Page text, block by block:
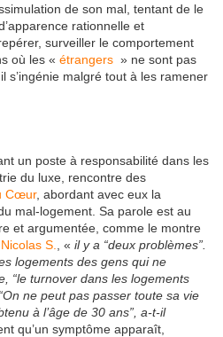
de son mal, tentant de le
rationnelle et
surveiller le comportement
où les « étrangers » ne sont pas
il s’ingénie malgré tout à les ramener
un poste à responsabilité dans les
du luxe, rencontre des
Cœur, abordant avec eux la
mal-logement. Sa parole est au
et argumentée, comme le montre
Nicolas S. , « il y a “deux problèmes”.
logements des gens qui ne
“le turnover dans les logements
ne peut pas passer toute sa vie
à l’âge de 30 ans”, a-t-il
qu’un symptôme apparaît,